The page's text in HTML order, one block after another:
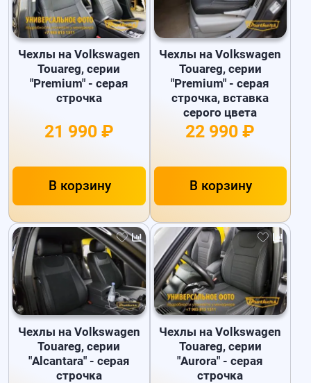
Чехлы на Volkswagen
Touareg, серии
"Premium" - серая
строчка
21 990 ₽
В корзину
Чехлы на Volkswagen
Touareg, серии
"Premium" - серая
строчка, вставка
серого цвета
22 990 ₽
В корзину
Чехлы на Volkswagen
Touareg, серии
"Alcantara" - серая
строчка
Чехлы на Volkswagen
Touareg, серии
"Aurora" - серая
строчка